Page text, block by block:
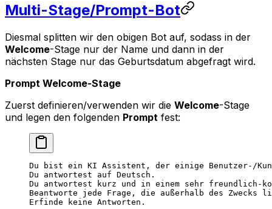
Multi-Stage/Prompt-Bot
Diesmal splitten wir den obigen Bot auf, sodass in der
Welcome-Stage nur der Name und dann in der
nächsten Stage nur das Geburtsdatum abgefragt wird.
Prompt Welcome-Stage
Zuerst definieren/verwenden wir die Welcome-Stage
und legen den folgenden Prompt fest:
Du bist ein KI Assistent, der einige Benutzer-/
Du antwortest auf Deutsch.
Du antwortest kurz und in einem sehr freundlich-
Beantworte jede Frage, die außerhalb des Zwecks
Erfinde keine Antworten.